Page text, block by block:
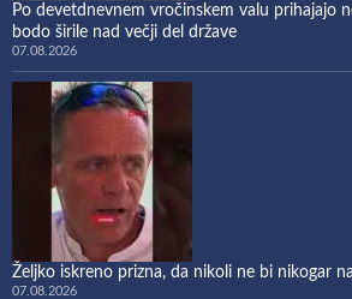
Po devetdnevnem vročinskem valu prihajajo
bodo širile nad večji del države
07.08.2026
Željko iskreno prizna, da nikoli ne bi nikogar
07.08.2026